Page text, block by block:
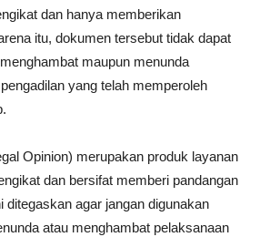
dan hanya memberikan
itu, dokumen tersebut tidak dapat
maupun menunda
yang telah memperoleh
Opinion) merupakan produk layanan
dan bersifat memberi pandangan
ditegaskan agar jangan digunakan
atau menghambat pelaksanaan